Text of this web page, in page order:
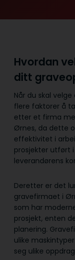
Hvordan
ditt
Når du skal
flere faktorer å
etter et firma
Ørnes, da dette
effektivitet i
prosjekter utført
leverandørens
Deretter er det
gravefirmaet i
som har
prosjekt, enten
planering.
ulike
seg ulike